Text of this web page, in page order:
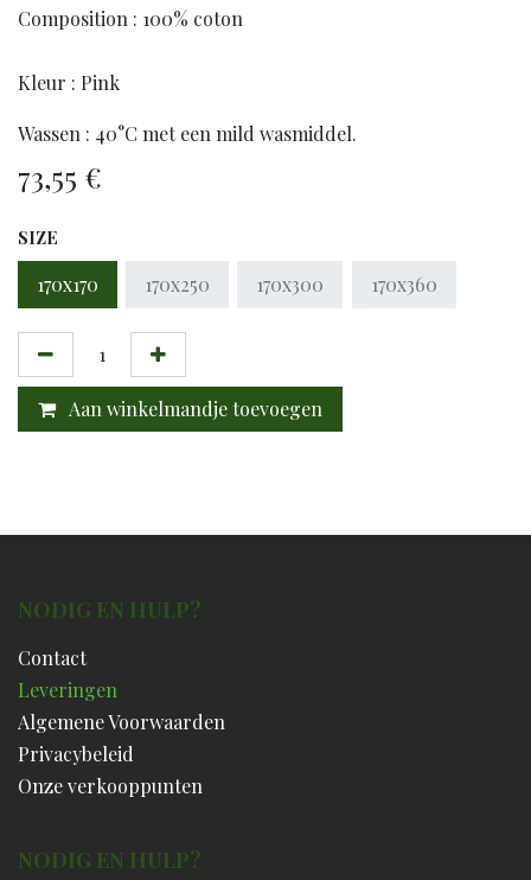
Composition : 100% coton
Kleur : Pink
Wassen : 40°C met een mild wasmiddel.
73,55 €
SIZE
170x170 170x250 170x300 170x360
Aan winkelmandje toevoegen
NODIG EN HULP?
Contact
Leveringen
Algemene Voorwaarden
Privacybeleid
Onze verkooppunten
NODIG EN HULP?